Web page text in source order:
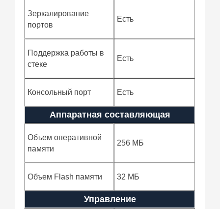
Зеркалирование
портов
Есть
Поддержка работы в
стеке
Есть
Консольный порт Есть
Аппаратная составляющая
Объем оперативной
памяти
256 МБ
Объем Flash памяти 32 МБ
Управление